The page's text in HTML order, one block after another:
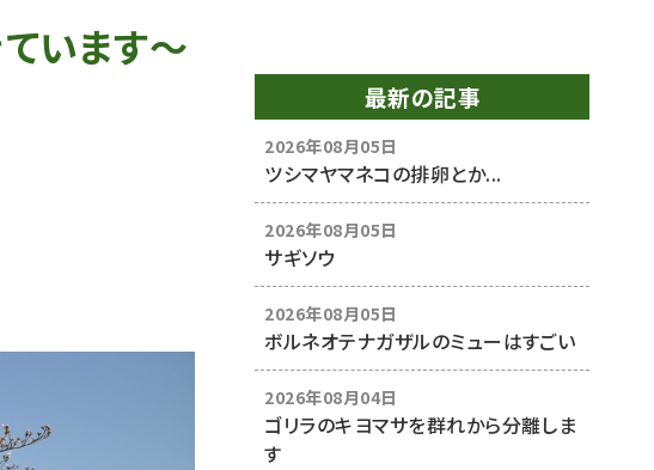
います〜
最新の記事
2026年08月05日
ツシマヤマネコの排卵とか...
2026年08月05日
サギソウ
2026年08月05日
ボルネオテナガザルのミューはすごい
2026年08月04日
ゴリラのキヨマサを群れから分離しま
す